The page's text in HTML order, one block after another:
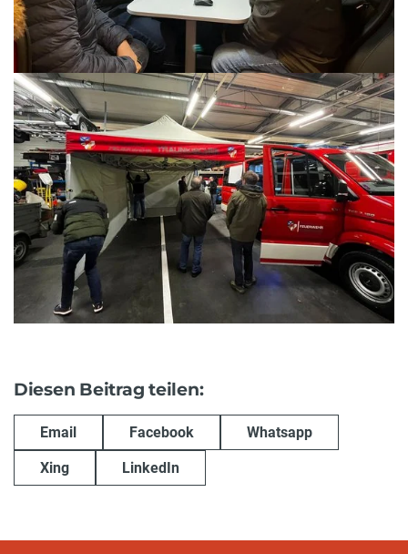
Diesen Beitrag teilen:
Email Facebook Whatsapp
Xing LinkedIn